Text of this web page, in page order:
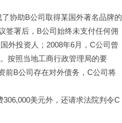
协助B公司取得某国外著名品牌的
签署后，B公司始终未支付任何佣
外投资人；2008年6月，C公司曾
按照当地工商行政管理局的要
前B公司存在对外债务，C公司将
美元外，还请求法院判令C